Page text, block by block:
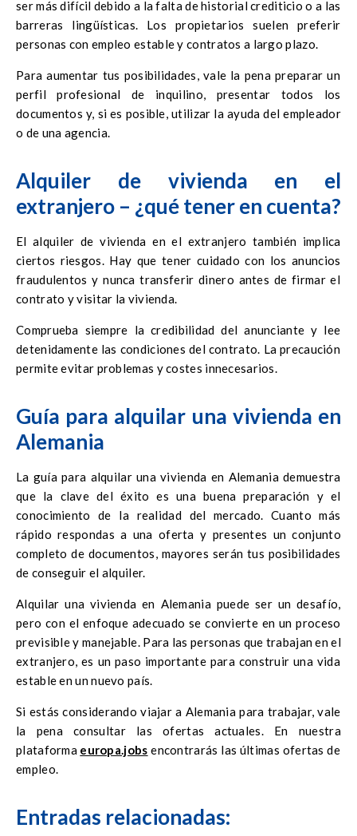
ser más difícil debido a la falta de historial crediticio o a las
barreras lingüísticas. Los propietarios suelen preferir
personas con empleo estable y contratos a largo plazo.
Para aumentar tus posibilidades, vale la pena preparar un
perfil profesional de inquilino, presentar todos los
documentos y, si es posible, utilizar la ayuda del empleador
o de una agencia.
Alquiler de vivienda en el
extranjero – ¿qué tener en cuenta?
El alquiler de vivienda en el extranjero también implica
ciertos riesgos. Hay que tener cuidado con los anuncios
fraudulentos y nunca transferir dinero antes de firmar el
contrato y visitar la vivienda.
Comprueba siempre la credibilidad del anunciante y lee
detenidamente las condiciones del contrato. La precaución
permite evitar problemas y costes innecesarios.
Guía para alquilar una vivienda en
Alemania
La guía para alquilar una vivienda en Alemania demuestra
que la clave del éxito es una buena preparación y el
conocimiento de la realidad del mercado. Cuanto más
rápido respondas a una oferta y presentes un conjunto
completo de documentos, mayores serán tus posibilidades
de conseguir el alquiler.
Alquilar una vivienda en Alemania puede ser un desafío,
pero con el enfoque adecuado se convierte en un proceso
previsible y manejable. Para las personas que trabajan en el
extranjero, es un paso importante para construir una vida
estable en un nuevo país.
Si estás considerando viajar a Alemania para trabajar, vale
la pena consultar las ofertas actuales. En nuestra
plataforma europa.jobs encontrarás las últimas ofertas de
empleo.
Entradas relacionadas: